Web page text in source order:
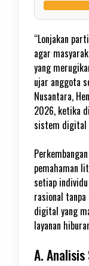
“Lonjakan
agar
yang
ujar anggota
Nusantara,
2026, ketika
sistem digital
pemahaman
setiap
rasional
digital yang
layanan
A.